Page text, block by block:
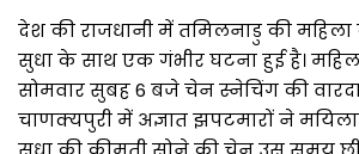
देश की राजधानी में तमिलनाडु की
सुधा के साथ एक गंभीर घटना हुई है।
सोमवार सुबह 6 बजे चेन स्नेचिंग की
चाणक्यपुरी में अज्ञात झपटमारों ने